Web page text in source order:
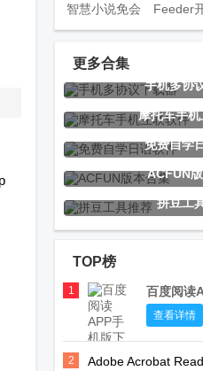
智慧小说免会
员版
Feeder
读
picACG哔咔漫
轻墨
电池大师
免费版
白日梦
百度地图车机
版修改版
tiktok
新版
更多合集
手机多协
摩托车手
免费自学
ACFUN
拼豆工
TOP榜
1 百度阅读
查看详情
2
Adobe Acrobat